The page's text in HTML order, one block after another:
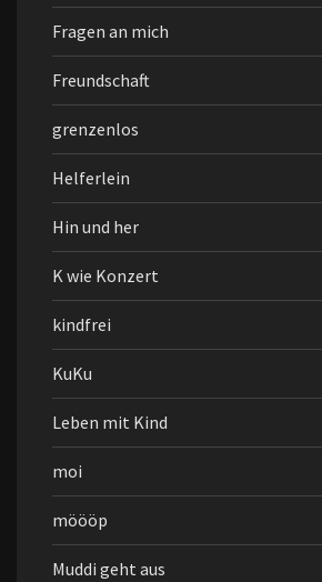
Fragen an mich
Freundschaft
grenzenlos
Helferlein
Hin und her
K wie Konzert
kindfrei
KuKu
Leben mit Kind
moi
möööp
Muddi geht aus